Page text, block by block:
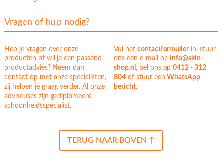
Vragen of hulp nodig?
Heb je vragen over onze
producten of wil je een passend
productadvies? Neem dan
contact op met onze specialisten,
zij helpen je graag verder. Al onze
adviseuses zijn gediplomeerd
schoonheidsspecialist.
Vul hetcontactformulierin, stuur
ons een e-mail op info@skin-
shop.nl, bel ons op0412 - 312
804 of stuur eenWhatsApp
bericht.
TERUG NAAR BOVEN ↑